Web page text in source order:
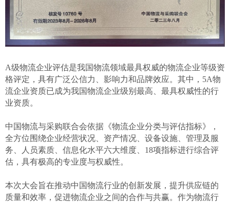
A级物流企业评估是我国物流领域最具权威的物流企业等级资
格评定，具有广泛公信力、影响力和品牌效应。其中， 5A物
流企业资质已成为我国物流企业级别最高、最具权威性的行
业资质。
中国物流与采购联合会依据《物流企业分类与评估指标》，
全方位围绕企业经营状况、资产情况、设备设施、管理及服
务、人员素质、信息化水平六大维度、 18项指标进行综合评
估，具有极高的专业度与权威性。
本次大会旨在推动中国物流行业的创新发展，提升供应链的
质量和效率，促进物流企业之间的合作与共赢。作为物流行